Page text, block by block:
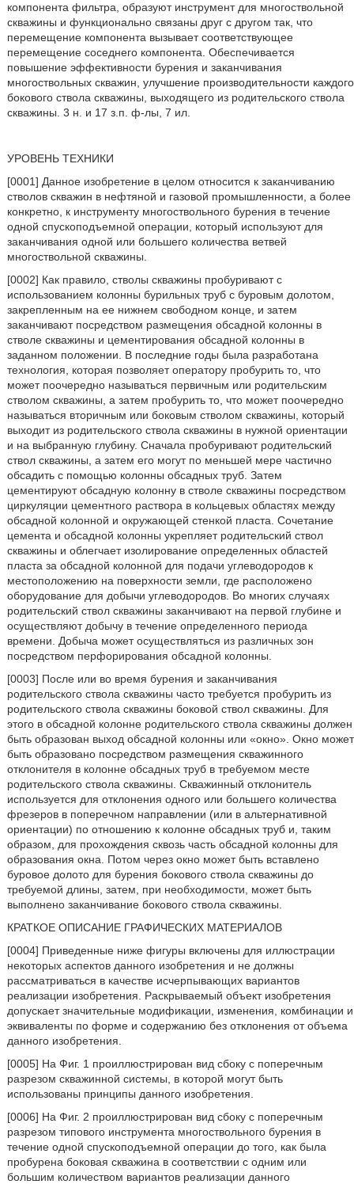
компонента фильтра, образуют инструмент для многоствольной
скважины и функционально связаны друг с другом так, что
перемещение компонента вызывает соответствующее
перемещение соседнего компонента. Обеспечивается
повышение эффективности бурения и заканчивания
многоствольных скважин, улучшение производительности каждого
бокового ствола скважины, выходящего из родительского ствола
скважины. 3 н. и 17 з.п. ф-лы, 7 ил.
УРОВЕНЬ ТЕХНИКИ
[0001] Данное изобретение в целом относится к заканчиванию
стволов скважин в нефтяной и газовой промышленности, а более
конкретно, к инструменту многоствольного бурения в течение
одной спускоподъемной операции, который используют для
заканчивания одной или большего количества ветвей
многоствольной скважины.
[0002] Как правило, стволы скважины пробуривают с
использованием колонны бурильных труб с буровым долотом,
закрепленным на ее нижнем свободном конце, и затем
заканчивают посредством размещения обсадной колонны в
стволе скважины и цементирования обсадной колонны в
заданном положении. В последние годы была разработана
технология, которая позволяет оператору пробурить то, что
может поочередно называться первичным или родительским
стволом скважины, а затем пробурить то, что может поочередно
называться вторичным или боковым стволом скважины, который
выходит из родительского ствола скважины в нужной ориентации
и на выбранную глубину. Сначала пробуривают родительский
ствол скважины, а затем его могут по меньшей мере частично
обсадить с помощью колонны обсадных труб. Затем
цементируют обсадную колонну в стволе скважины посредством
циркуляции цементного раствора в кольцевых областях между
обсадной колонной и окружающей стенкой пласта. Сочетание
цемента и обсадной колонны укрепляет родительский ствол
скважины и облегчает изолирование определенных областей
пласта за обсадной колонной для подачи углеводородов к
местоположению на поверхности земли, где расположено
оборудование для добычи углеводородов. Во многих случаях
родительский ствол скважины заканчивают на первой глубине и
осуществляют добычу в течение определенного периода
времени. Добыча может осуществляться из различных зон
посредством перфорирования обсадной колонны.
[0003] После или во время бурения и заканчивания
родительского ствола скважины часто требуется пробурить из
родительского ствола скважины боковой ствол скважины. Для
этого в обсадной колонне родительского ствола скважины должен
быть образован выход обсадной колонны или «окно». Окно может
быть образовано посредством размещения скважинного
отклонителя в колонне обсадных труб в требуемом месте
родительского ствола скважины. Скважинный отклонитель
используется для отклонения одного или большего количества
фрезеров в поперечном направлении (или в альтернативной
ориентации) по отношению к колонне обсадных труб и, таким
образом, для прохождения сквозь часть обсадной колонны для
образования окна. Потом через окно может быть вставлено
буровое долото для бурения бокового ствола скважины до
требуемой длины, затем, при необходимости, может быть
выполнено заканчивание бокового ствола скважины.
КРАТКОЕ ОПИСАНИЕ ГРАФИЧЕСКИХ МАТЕРИАЛОВ
[0004] Приведенные ниже фигуры включены для иллюстрации
некоторых аспектов данного изобретения и не должны
рассматриваться в качестве исчерпывающих вариантов
реализации изобретения. Раскрываемый объект изобретения
допускает значительные модификации, изменения, комбинации и
эквиваленты по форме и содержанию без отклонения от объема
данного изобретения.
[0005] На Фиг. 1 проиллюстрирован вид сбоку с поперечным
разрезом скважинной системы, в которой могут быть
использованы принципы данного изобретения.
[0006] На Фиг. 2 проиллюстрирован вид сбоку с поперечным
разрезом типового инструмента многоствольного бурения в
течение одной спускоподъемной операции до того, как была
пробурена боковая скважина в соответствии с одним или
большим количеством вариантов реализации данного